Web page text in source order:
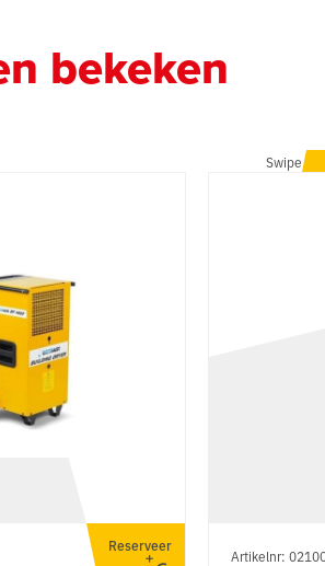
bekeken
Swipe
Reserveer
Artikelnr: